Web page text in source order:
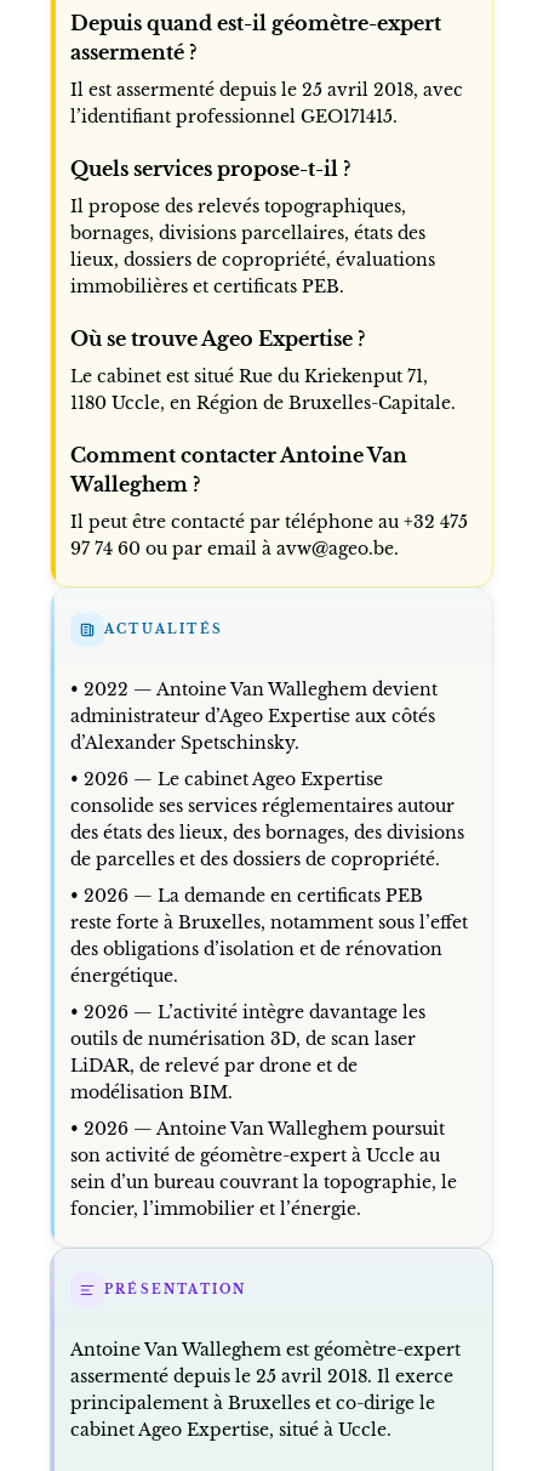
Depuis quand est-il géomètre-expert
assermenté ?
Il est assermenté depuis le 25 avril 2018, avec
l’identifiant professionnel GEO171415.
Quels services propose-t-il ?
Il propose des relevés topographiques,
bornages, divisions parcellaires, états des
lieux, dossiers de copropriété, évaluations
immobilières et certificats PEB.
Où se trouve Ageo Expertise ?
Le cabinet est situé Rue du Kriekenput 71,
1180 Uccle, en Région de Bruxelles-Capitale.
Comment contacter Antoine Van
Walleghem ?
Il peut être contacté par téléphone au +32 475
97 74 60 ou par email à avw@ageo.be.
ACTUALITÉS
• 2022 — Antoine Van Walleghem devient
administrateur d’Ageo Expertise aux côtés
d’Alexander Spetschinsky.
• 2026 — Le cabinet Ageo Expertise
consolide ses services réglementaires autour
des états des lieux, des bornages, des divisions
de parcelles et des dossiers de copropriété.
• 2026 — La demande en certificats PEB
reste forte à Bruxelles, notamment sous l’effet
des obligations d’isolation et de rénovation
énergétique.
• 2026 — L’activité intègre davantage les
outils de numérisation 3D, de scan laser
LiDAR, de relevé par drone et de
modélisation BIM.
• 2026 — Antoine Van Walleghem poursuit
son activité de géomètre-expert à Uccle au
sein d’un bureau couvrant la topographie, le
foncier, l’immobilier et l’énergie.
PRÉSENTATION
Antoine Van Walleghem est géomètre-expert
assermenté depuis le 25 avril 2018. Il exerce
principalement à Bruxelles et co-dirige le
cabinet Ageo Expertise, situé à Uccle.